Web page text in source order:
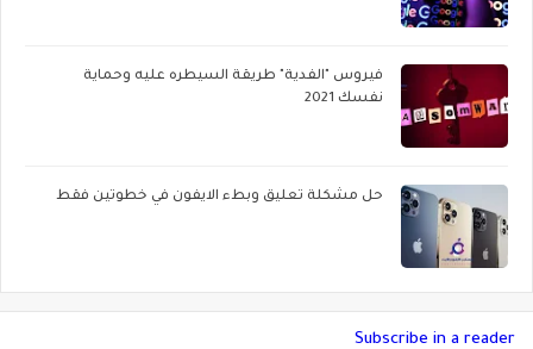
فيروس "الفدية" طريقة السيطره عليه وحماية
نفسك 2021
حل مشكلة تعليق وبطء الايفون في خطوتين فقط
Subscribe in a reader